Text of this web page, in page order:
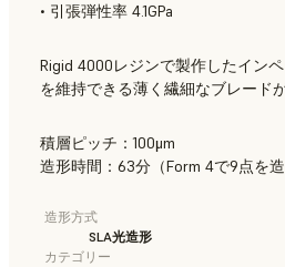
• 引張弾性率 4.1GPa
Rigid 4000レジンで製作したイン
を維持できる薄く繊細なブレード
積層ピッチ：100μm
造形時間：63分（Form 4で9点を造
造形方式
SLA光造形
カテゴリー